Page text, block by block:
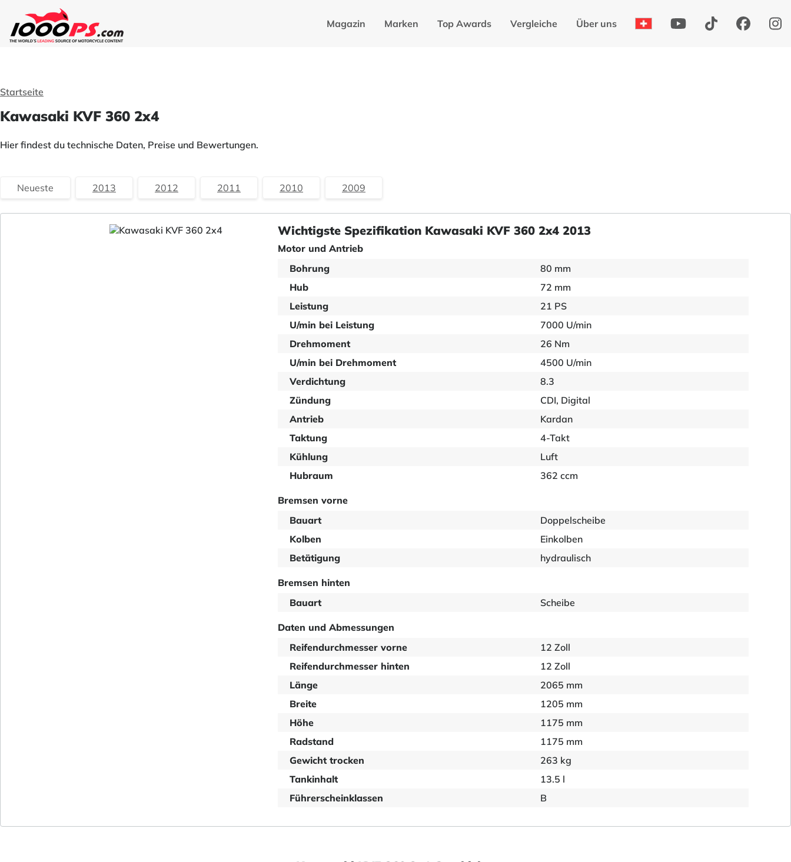
Magazin Marken Top Awards Vergleiche Über uns
Startseite
Kawasaki KVF 360 2x4
Hier findest du technische Daten, Preise und Bewertungen.
Neueste 2013 2012 2011 2010 2009
Wichtigste Spezifikation Kawasaki KVF 360 2x4 2013
Motor und Antrieb
Bohrung
80 mm
Hub
72 mm
Leistung
21 PS
U/min bei Leistung
7000 U/min
Drehmoment
26 Nm
U/min bei Drehmoment
4500 U/min
Verdichtung
8.3
Zündung
CDI, Digital
Antrieb
Kardan
Taktung
4-Takt
Kühlung
Luft
Hubraum
362 ccm
Bremsen vorne
Bauart
Doppelscheibe
Kolben
Einkolben
Betätigung
hydraulisch
Bremsen hinten
Bauart
Scheibe
Daten und Abmessungen
Reifendurchmesser vorne
12 Zoll
Reifendurchmesser hinten
12 Zoll
Länge
2065 mm
Breite
1205 mm
Höhe
1175 mm
Radstand
1175 mm
Gewicht trocken
263 kg
Tankinhalt
13.5 l
Führerscheinklassen
B